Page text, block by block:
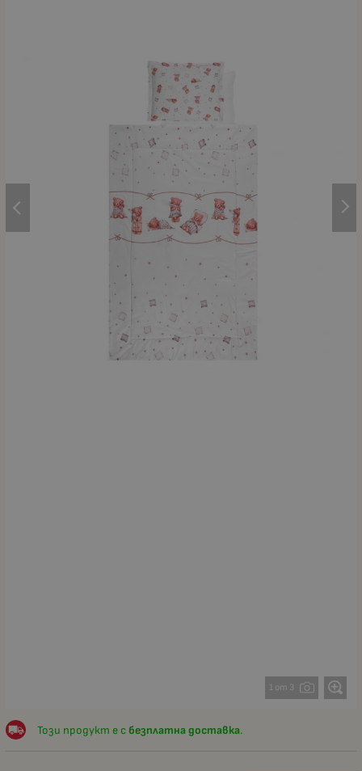
1 от 3
Този продукт е с безплатна доставка.